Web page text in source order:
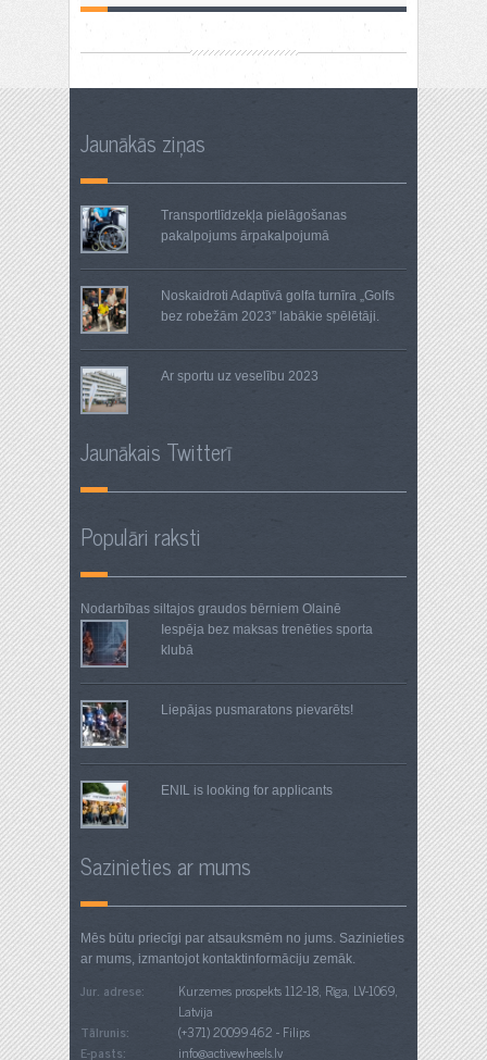
Jaunākās ziņas
Transportlīdzekļa pielāgošanas
pakalpojums ārpakalpojumā
Noskaidroti Adaptīvā golfa turnīra „Golfs
bez robežām 2023” labākie spēlētāji.
Ar sportu uz veselību 2023
Jaunākais Twitterī
Populāri raksti
Nodarbības siltajos graudos bērniem Olainē
Iespēja bez maksas trenēties sporta
klubā
Liepājas pusmaratons pievarēts!
ENIL is looking for applicants
Sazinieties ar mums
Mēs būtu priecīgi par atsauksmēm no jums. Sazinieties
ar mums, izmantojot kontaktinformāciju zemāk.
Jur. adrese:
Kurzemes prospekts 112-18, Rīga, LV-1069,
Latvija
Tālrunis:
(+371) 20099462 - Filips
E-pasts:
info@activewheels.lv